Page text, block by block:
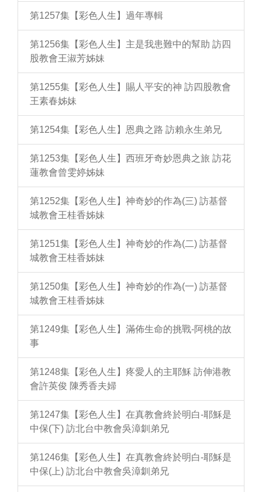
第1257集【彩色人生】過年專輯
第1256集【彩色人生】主是我患難中的幫助 訪四
股教會王淑芳姊妹
第1255集【彩色人生】賜人平安的神 訪四股教會
王素春姊妹
第1254集【彩色人生】恩典之路 訪賴永生弟兄
第1253集【彩色人生】西班牙奇妙恩典之旅 訪花
蓮教會曾雯婷姊妹
第1252集【彩色人生】神奇妙的作為(三) 訪基督
城教會王桂香姊妹
第1251集【彩色人生】神奇妙的作為(二) 訪基督
城教會王桂香姊妹
第1250集【彩色人生】神奇妙的作為(一) 訪基督
城教會王桂香姊妹
第1249集【彩色人生】滿佈生命的挑戰-阿桃的故
事
第1248集【彩色人生】疼愛人的主耶穌 訪伸港教
會許英俊 陳秀香夫婦
第1247集【彩色人生】在真教會終於明白-耶穌是
中保(下) 訪北台中教會吳漳釧弟兄
第1246集【彩色人生】在真教會終於明白-耶穌是
中保(上) 訪北台中教會吳漳釧弟兄